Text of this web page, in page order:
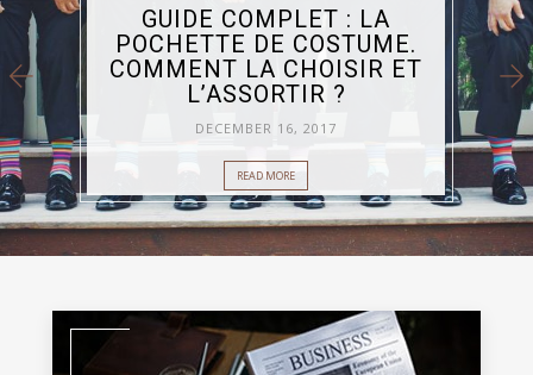
ECHARPE ATELIER
PARTICULIER : AVIS SUR
L’INDISPENSABLE
ACCESSOIRE POUR
READ MORE